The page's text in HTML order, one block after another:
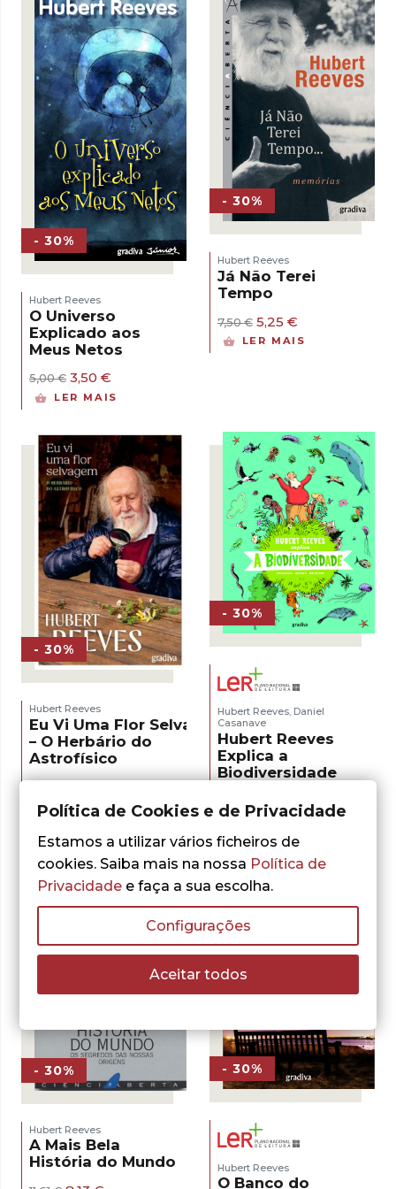
- 30%
Hubert Reeves
O Universo
Explicado aos
Meus Netos
5,00€ O
preço
original
5,00 €.
3,50 €
preço
atual
3,50 €.
LER MAIS
- 30%
Hubert Reeves
Já Não Terei
Tempo
7,50€ O
preço
5,25 €O
preço
LER MAIS
- 30%
Hubert Reeves
Eu Vi Uma Flor Selvagem
– O Herbário do
Astrofísico
O
preço
original
21,50 €.
O
atual
15,05 €.
LER MAIS
- 30%
Hubert Reeves, Daniel
Casanave
Hubert Reeves
Explica a
Biodiversidade
13,00
preço
era:
13,00 €.
9,10 €
preço
9,10 €.
LER MAIS
- 30%
Hubert Reeves
A Mais Bela
História do Mundo
- 30%
Hubert Reeves
O Banco do
Política de Cookies e de Privacidade
Estamos a utilizar vários ficheiros de
cookies. Saiba mais na nossa Política de
Privacidade e faça a sua escolha.
Configurações
Aceitar todos